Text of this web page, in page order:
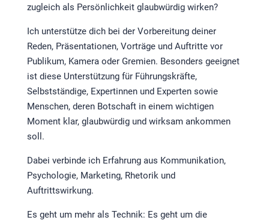
zugleich als Persönlichkeit glaubwürdig wirken?
Ich unterstütze dich bei der Vorbereitung deiner
Reden, Präsentationen, Vorträge und Auftritte vor
Publikum, Kamera oder Gremien. Besonders geeignet
ist diese Unterstützung für Führungskräfte,
Selbstständige, Expertinnen und Experten sowie
Menschen, deren Botschaft in einem wichtigen
Moment klar, glaubwürdig und wirksam ankommen
soll.
Dabei verbinde ich Erfahrung aus Kommunikation,
Psychologie, Marketing, Rhetorik und
Auftrittswirkung.
Es geht um mehr als Technik: Es geht um die